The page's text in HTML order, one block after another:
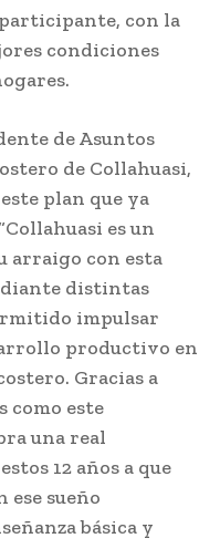
con la
condiciones
de Asuntos
de Collahuasi,
plan que ya
es un
arraigo con esta
distintas
impulsar
productivo en
Gracias a
como este
una real
12 años a que
ese sueño
básica y